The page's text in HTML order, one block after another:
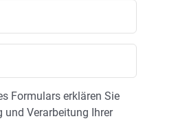
Formulars erklären Sie
und Verarbeitung Ihrer